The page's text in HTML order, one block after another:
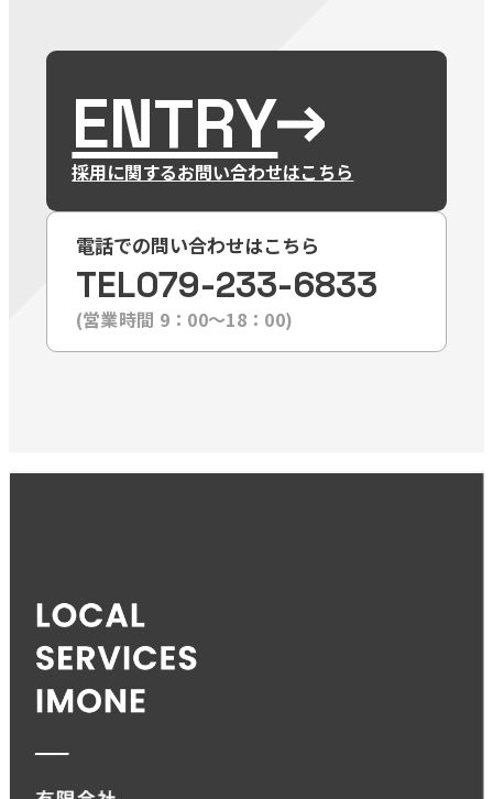
ENTRY
採用に関するお問い合わせはこちら
電話での問い合わせはこちら
TEL079-233-6833
(営業時間 9：00〜18：00)